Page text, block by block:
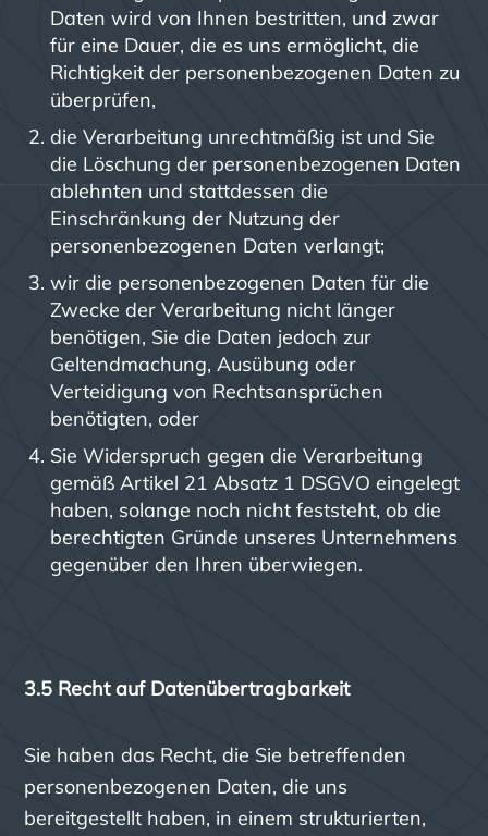
Daten wird von Ihnen bestritten, und zwar
für eine Dauer, die es uns ermöglicht, die
Richtigkeit der personenbezogenen Daten zu
überprüfen,
die Verarbeitung unrechtmäßig ist und Sie
die Löschung der personenbezogenen Daten
ablehnten und stattdessen die
Einschränkung der Nutzung der
personenbezogenen Daten verlangt;
wir die personenbezogenen Daten für die
Zwecke der Verarbeitung nicht länger
benötigen, Sie die Daten jedoch zur
Geltendmachung, Ausübung oder
Verteidigung von Rechtsansprüchen
benötigten, oder
Sie Widerspruch gegen die Verarbeitung
gemäß Artikel 21 Absatz 1 DSGVO eingelegt
haben, solange noch nicht feststeht, ob die
berechtigten Gründe unseres Unternehmens
gegenüber den Ihren überwiegen.
3.5 Recht auf Datenübertragbarkeit
Sie haben das Recht, die Sie betreffenden
personenbezogenen Daten, die uns
bereitgestellt haben, in einem strukturierten,